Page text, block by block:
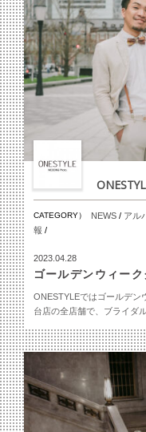
CATEGORY） NEWS/ アル
報 /
2023.04.28
ゴールデンウィー
ONESTYLEではゴールデン
台店の全店舗で、ブライダ